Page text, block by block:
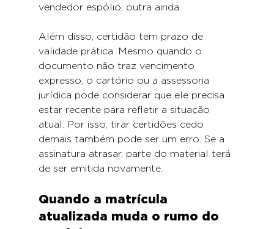
vendedor espólio, outra ainda.
Além disso, certidão tem prazo de
validade prática. Mesmo quando o
documento não traz vencimento
expresso, o cartório ou a assessoria
jurídica pode considerar que ele precisa
estar recente para refletir a situação
atual. Por isso, tirar certidões cedo
demais também pode ser um erro. Se a
assinatura atrasar, parte do material terá
de ser emitida novamente.
Quando a matrícula
atualizada muda o rumo do